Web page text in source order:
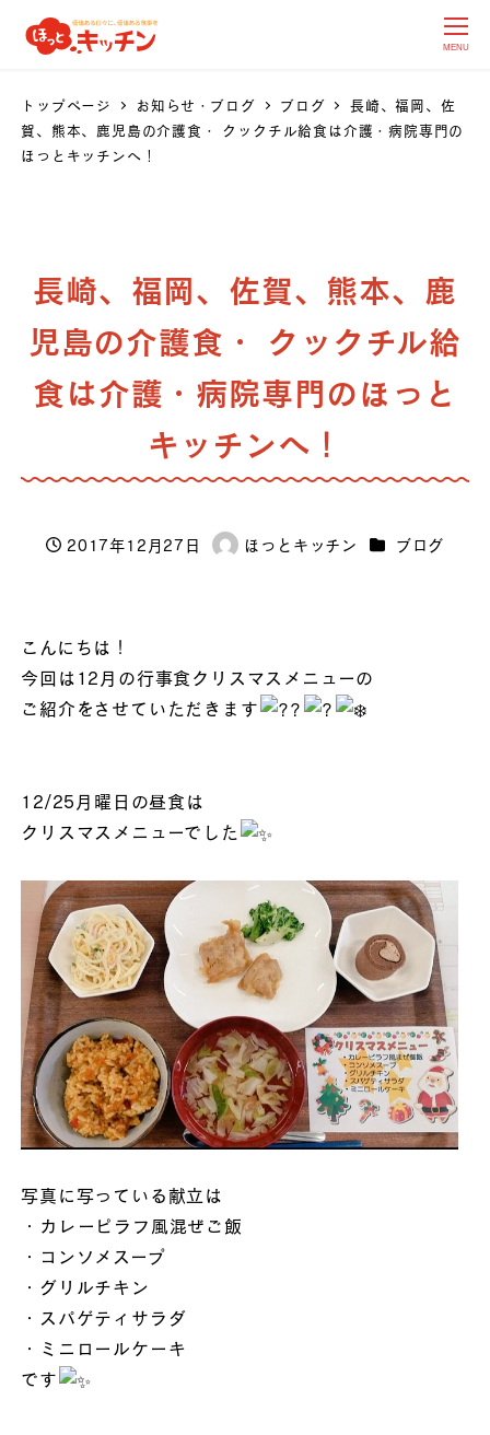
MENU
トップページ お知らせ・ブログ ブログ
長崎、福岡、佐
賀、熊本、鹿児島の介護食・ クックチル給食は介護・病院専門の
ほっとキッチンへ！
長崎、福岡、佐賀、熊本、鹿
児島の介護食・ クックチル給
食は介護・病院専門のほっと
キッチンへ！
投稿日
2017年12月27日
著
ほっとキッチン カテゴリー
ブログ
こんにちは！
今回は12月の行事食クリスマスメニューの
ご紹介をさせていただきます
12/25月曜日の昼食は
クリスマスメニューでした
写真に写っている献立は
・カレーピラフ風混ぜご飯
・コンソメスープ
・グリルチキン
・スパゲティサラダ
・ミニロールケーキ
です